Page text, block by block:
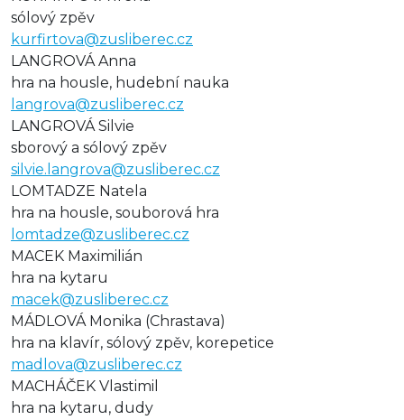
sólový zpěv
kurfirtova@zusliberec.cz
LANGROVÁ Anna
hra na housle, hudební nauka
langrova@zusliberec.cz
LANGROVÁ Silvie
sborový a sólový zpěv
silvie.langrova@zusliberec.cz
LOMTADZE Natela
hra na housle, souborová hra
lomtadze@zusliberec.cz
MACEK Maximilián
hra na kytaru
macek@zusliberec.cz
MÁDLOVÁ Monika (Chrastava)
hra na klavír, sólový zpěv, korepetice
madlova@zusliberec.cz
MACHÁČEK Vlastimil
hra na kytaru, dudy